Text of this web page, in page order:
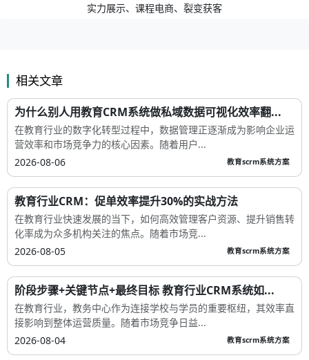
实力展示、课程电商、裂变获客
相关文章
为什么别人用教育CRM系统做私域数据可视化效率翻...
在教育行业的数字化转型过程中，数据管理正逐渐成为影响企业运
营效率和市场竞争力的核心因素。随着用户...
2026-08-06
教育scrm系统方案
教育行业CRM：促单效率提升30%的实战方法
在教育行业快速发展的当下，如何高效管理客户资源、提升销售转
化率成为众多机构关注的焦点。随着市场竞...
2026-08-05
教育scrm系统方案
阶段步骤+关键节点+最终目标 教育行业CRM系统如...
在教育行业，教务中心作为连接学校与学员的重要枢纽，其效率直
接影响到整体运营质量。随着市场竞争日益...
2026-08-04
教育scrm系统方案